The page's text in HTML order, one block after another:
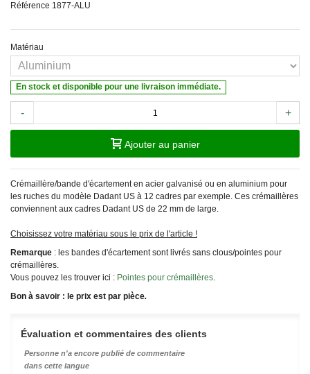
Référence 1877-ALU
Matériau
En stock et disponible pour une livraison immédiate.
- +
Ajouter au panier
Crémaillère/bande d'écartement en acier galvanisé ou en aluminium pour
les ruches du modèle Dadant US à 12 cadres par exemple. Ces crémaillères
conviennent aux cadres Dadant US de 22 mm de large.
Choisissez votre matériau sous le prix de l'article !
Remarque : les bandes d'écartement sont livrés sans clous/pointes pour
crémaillères.
Vous pouvez les trouver ici : Pointes pour crémaillères.
Bon à savoir : le prix est par pièce.
Évaluation et commentaires des clients
Personne n'a encore publié de commentaire
dans cette langue